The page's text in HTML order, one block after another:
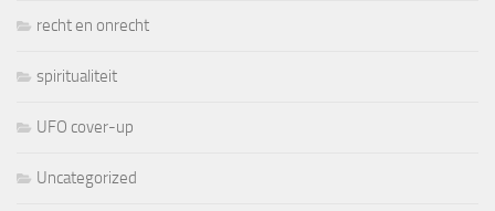
recht en onrecht
spiritualiteit
UFO cover-up
Uncategorized